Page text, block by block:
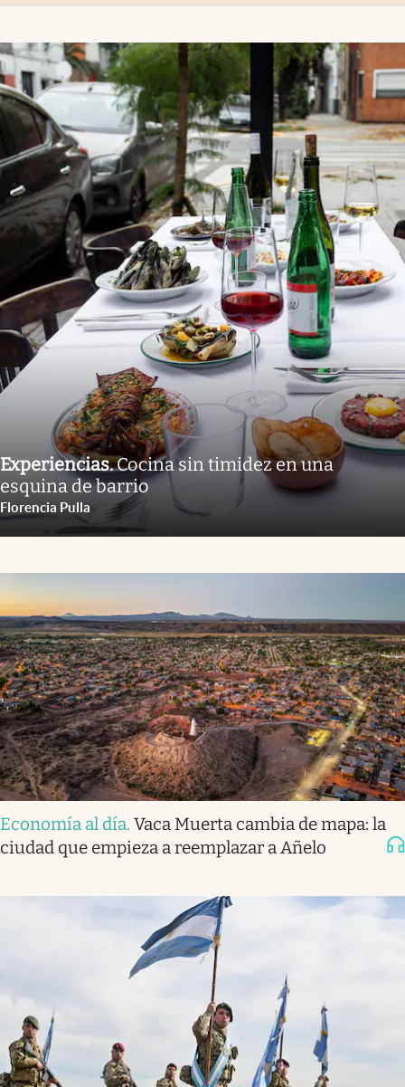
Experiencias.Cocina sin timidez en una
esquina de barrio
Florencia Pulla
Economía al día. Vaca Muerta cambia de mapa: la
ciudad que empieza a reemplazar a Añelo